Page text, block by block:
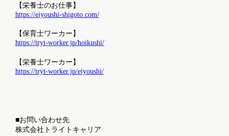
【栄養士のお仕事】
https://eiyoushi-shigoto.com/
【保育士ワーカー】
https://tryt-worker.jp/hoikushi/
【栄養士ワーカー】
https://tryt-worker.jp/eiyoushi/
■お問い合わせ先
株式会社トライトキャリア